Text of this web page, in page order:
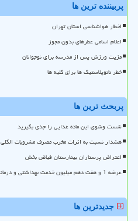
پربیننده ترین ها
اخطار هواشناسی استان تهران
اعلام اسامی عطرهای بدون مجوز
مزیت ورزش پس از مدرسه برای نوجوانان
خطر نانوپلاستیک ها برای کلیه ها
پربحث ترین ها
شست وشوی این ماده غذایی را جدی بگیرید
هشدار نسبت به اثرات مخرب مصرف مشروبات الکلی
اعتراض پرستاران بیمارستان فیاض بخش
عرضه 1 و هفت دهم میلیون خدمت بهداشتی و درمانی به زائرین اربعین
جدیدترین ها